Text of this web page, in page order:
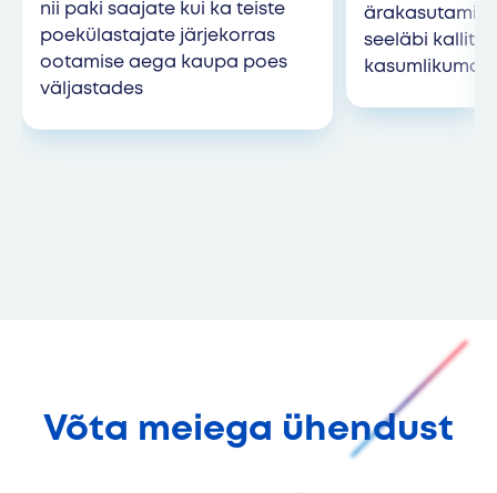
nii paki saajate kui ka teiste
poekülastajate järjekorras
ootamise aega kaupa poes
väljastades
seeläbi kallite
kasumlikumat
Võta meiega ühendust